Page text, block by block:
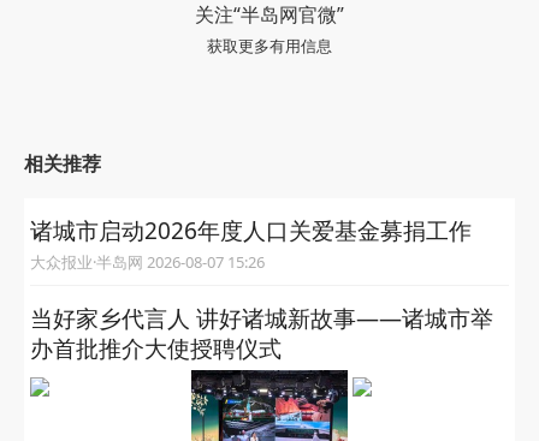
关注“半岛网官微”
获取更多有用信息
相关推荐
诸城市启动2026年度人口关爱基金募捐工作
大众报业·半岛网 2026-08-07 15:26
当好家乡代言人 讲好诸城新故事——诸城市举
办首批推介大使授聘仪式